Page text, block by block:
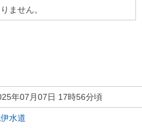
ません。
年07月07日 17時56分頃
水道